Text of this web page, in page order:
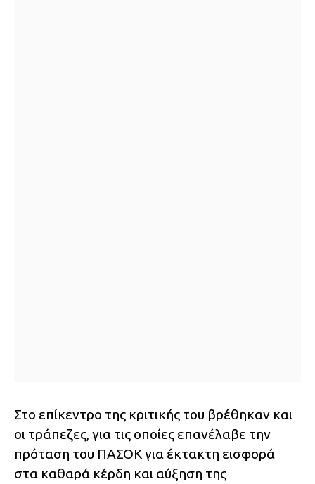
Στο επίκεντρο της κριτικής του βρέθηκαν και
οι τράπεζες, για τις οποίες επανέλαβε την
πρόταση του ΠΑΣΟΚ για έκτακτη εισφορά
στα καθαρά κέρδη και αύξηση της